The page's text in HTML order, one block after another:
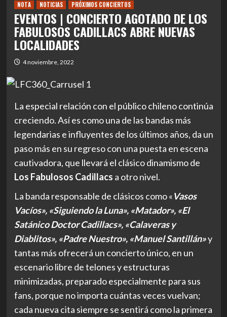
NOTA NOTICIAS PRÓXIMOS CONCIERTOS
EVENTOS | CONCIERTO AGOTADO DE LOS
FABULOSOS CADILLACS ABRE NUEVAS
LOCALIDADES
4 noviembre, 2022
La especial relación con el público chileno continúa
creciendo. Así es como una de las bandas más
legendarias e influyentes de los últimos años, da un
paso más en su regreso con una puesta en escena
cautivadora, que llevará el clásico dinamismo de
Los Fabulosos Cadillacs a otro nivel.
La banda responsable de clásicos como «Vasos
Vacíos», «Siguiendo la Luna», «Matador», «El
Satánico Doctor Cadillacs», «Calaveras y
Diablitos», «Padre Nuestro», «Manuel Santillán»y
tantas más ofrecerá un concierto único, en un
escenario libre de telones y estructuras
minimizadas, preparado especialmente para sus
fans, porque no importa cuántas veces vuelvan;
cada nueva cita siempre se sentirá como la primera